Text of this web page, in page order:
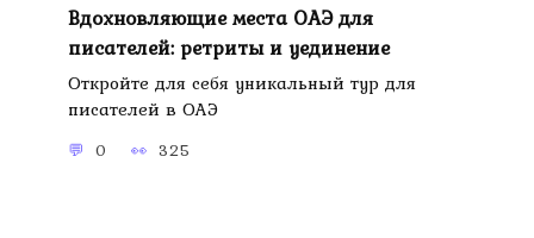
Вдохновляющие места ОАЭ для
писателей: ретриты и уединение
Откройте для себя уникальный тур для
писателей в ОАЭ
0 325